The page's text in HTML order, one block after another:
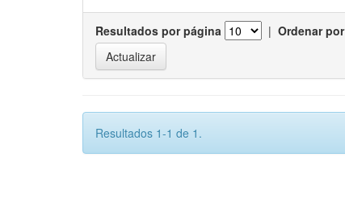
Resultados por página | Ordenar por
Resultados 1-1 de 1.